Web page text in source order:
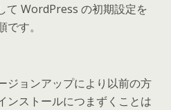
WordPress の初期設定を
す。
ジョンアップにより以前の方
ンストールにつまずくことは